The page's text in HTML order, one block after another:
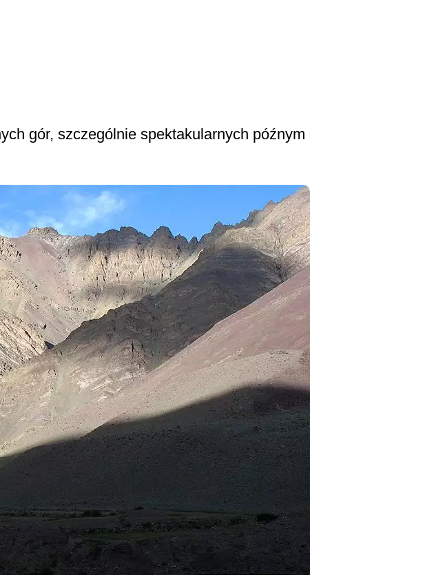
gór, szczególnie spektakularnych późnym